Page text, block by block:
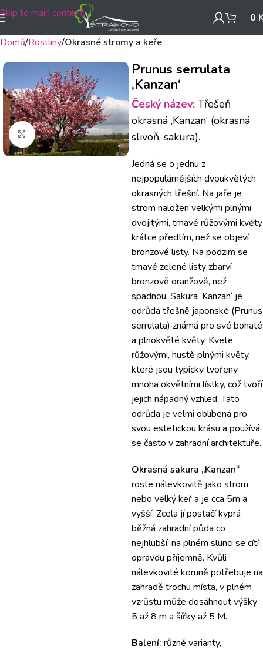
Skip to main content 0
Domů Rostliny Okrasné stromy a keře
Klikněte pro zvětšení
Prunus serrulata
‚Kanzan‘
Český název: Třešeň
okrasná ‚Kanzan‘ (okrasná
slivoň, sakura).
Jedná se o jednu z
nejpopulárnějších dvoukvětých
okrasných třešní. Na jaře je
strom naložen velkými plnými
dvojitými, tmavě růžovými květy
krátce předtím, než se objeví
bronzové listy. Na podzim se
tmavě zelené listy zbarví
bronzově oranžově, než
spadnou. Sakura ‚Kanzan‘ je
odrůda třešně japonské (Prunus
serrulata) známá pro své bohaté
a plnokvěté květy. Kvete
růžovými, hustě plnými květy,
které jsou typicky tvořeny
mnoha okvětními lístky, což tvoří
jejich nápadný vzhled. Tato
odrůda je velmi oblíbená pro
svou estetickou krásu a používá
se často v zahradní architektuře.
Okrasná sakura „Kanzan“
roste nálevkovitě jako strom
nebo velký keř a je cca 5m a
vyšší. Zcela jí postačí kyprá
běžná zahradní půda co
nejhlubší, na plném slunci se cítí
opravdu příjemně. Kvůli
nálevkovité koruně potřebuje na
zahradě trochu místa, v plném
vzrůstu může dosáhnout výšky
5 až 8 m a šířky až 5 M.
Balení: různé varianty,